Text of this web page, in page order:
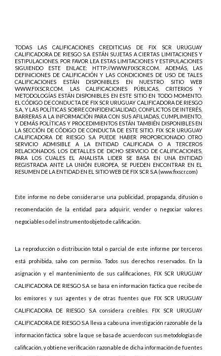
TODAS LAS CALIFICACIONES CREDITICIAS DE FIX SCR URUGUAY
CALIFICADORA DE RIESGO S.A ESTÁN SUJETAS A CIERTAS LIMITACIONES Y
ESTIPULACIONES. POR FAVOR LEA ESTAS LIMITACIONES Y ESTIPULACIONES
SIGUIENDO ESTE ENLACE: HTTP://WWW.FIXSCR.COM. ADEMÁS, LAS
DEFINICIONES DE CALIFICACIÓN Y LAS CONDICIONES DE USO DE TALES
CALIFICACIONES ESTÁN DISPONIBLES EN NUESTRO SITIO WEB
WWW.FIXSCR.COM. LAS CALIFICACIONES PÚBLICAS, CRITERIOS Y
METODOLOGÍAS ESTÁN DISPONIBLES EN ESTE SITIO EN TODO MOMENTO.
EL CÓDIGO DE CONDUCTA DE FIX SCR URUGUAY CALIFICADORA DE RIESGO
S.A, Y LAS POLÍTICAS SOBRE CONFIDENCIALIDAD, CONFLICTOS DE INTERÉS,
BARRERAS A LA INFORMACIÓN PARA CON SUS AFILIADAS, CUMPLIMIENTO,
Y DEMÁS POLÍTICAS Y PROCEDIMIENTOS ESTÁN TAMBIÉN DISPONIBLES EN
LA SECCIÓN DE CÓDIGO DE CONDUCTA DE ESTE SITIO. FIX SCR URUGUAY
CALIFICADORA DE RIESGO S.A PUEDE HABER PROPORCIONADO OTRO
SERVICIO ADMISIBLE A LA ENTIDAD CALIFICADA O A TERCEROS
RELACIONADOS. LOS DETALLES DE DICHO SERVICIO DE CALIFICACIONES,
PARA LOS CUALES EL ANALISTA LIDER SE BASA EN UNA ENTIDAD
REGISTRADA ANTE LA UNIÓN EUROPEA, SE PUEDEN ENCONTRAR EN EL
RESUMEN DE LA ENTIDAD EN EL SITIO WEB DE FIX SCR S.A (www.fixscr.com)
Este informe no debe considerarse una publicidad, propaganda, difusión o
recomendación de la entidad para adquirir, vender o negociar valores
negociables o del instrumento objeto de calificación.
La reproducción o distribución total o parcial de este informe por terceros
está prohibida, salvo con permiso. Todos sus derechos reservados. En la
asignación y el mantenimiento de sus calificaciones, FIX SCR URUGUAY
CALIFICADORA DE RIESGO S.A se basa en información fáctica que recibe de
los emisores y sus agentes y de otras fuentes que FIX SCR URUGUAY
CALIFICADORA DE RIESGO S.A considera creíbles. FIX SCR URUGUAY
CALIFICADORA DE RIESGO S.A lleva a cabo una investigación razonable de la
información fáctica sobre la que se basa de acuerdo con sus metodologías de
calificación, y obtiene verificación razonable de dicha información de fuentes